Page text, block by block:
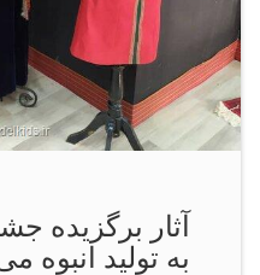
آثار برگزیده
به تولید انبوه می